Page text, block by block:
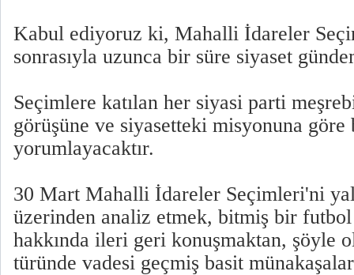
Kabul ediyoruz ki, Mahalli İdareler
sonrasıyla uzunca bir süre siyaset
Seçimlere katılan her siyasi parti
görüşüne ve siyasetteki misyonuna
yorumlayacaktır.
30 Mart Mahalli İdareler Seçimleri'ni
üzerinden analiz etmek, bitmiş bir futbol
hakkında ileri geri konuşmaktan, şöyle
türünde vadesi geçmiş basit